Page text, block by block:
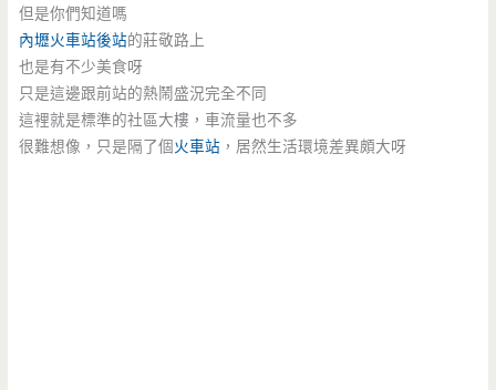
但是你們知道嗎
內壢火車站後站的莊敬路上
也是有不少美食呀
只是這邊跟前站的熱鬧盛況完全不同
這裡就是標準的社區大樓，車流量也不多
很難想像，只是隔了個火車站 ，居然生活環境差異頗大呀